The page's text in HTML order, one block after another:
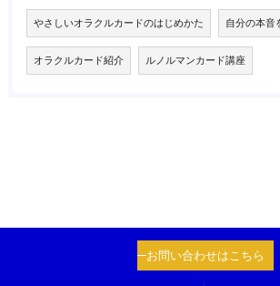
やさしいオラクルカードのはじめかた 自分の本音
オラクルカード紹介 ルノルマンカード講座
お問い合わせはこちら